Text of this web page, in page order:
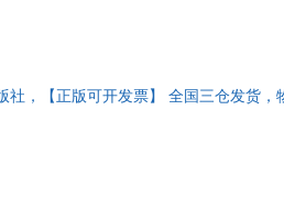
社，【正版可开发票】 全国三仓发货，